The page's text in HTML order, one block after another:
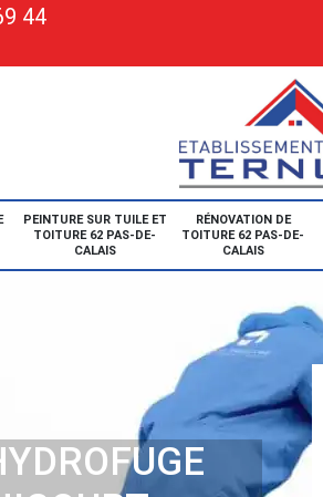
44
PEINTURE SUR TUILE ET
TOITURE 62 PAS-DE-
CALAIS
RÉNOVATION DE
TOITURE 62 PAS-DE-
CALAIS